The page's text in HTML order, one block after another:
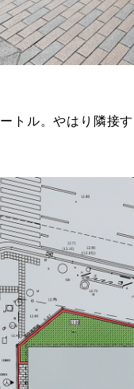
トル。やはり隣接